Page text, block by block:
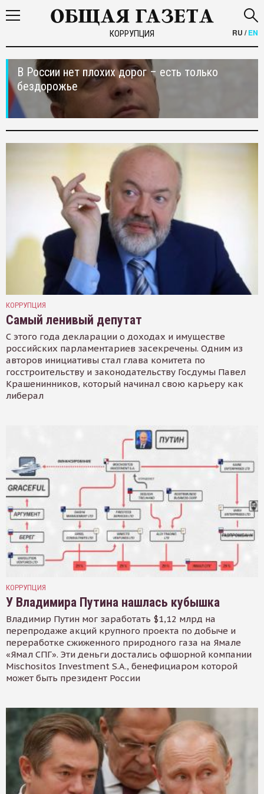
КОРРУПЦИЯ RU /EN
В России нет плохих дорог – есть только
бездорожье
КОРРУПЦИЯ
Самый ленивый депутат
С этого года декларации о доходах и имуществе
российских парламентариев засекречены. Одним из
авторов инициативы стал глава комитета по
госстроительству и законодательству Госдумы Павел
Крашенинников, который начинал свою карьеру как
либерал
КОРРУПЦИЯ
У Владимира Путина нашлась кубышка
Владимир Путин мог заработать $1,12 млрд на
перепродаже акций крупного проекта по добыче и
переработке сжиженного природного газа на Ямале
«Ямал СПГ». Эти деньги достались офшорной компании
Mischositos Investment S.A., бенефициаром которой
может быть президент России